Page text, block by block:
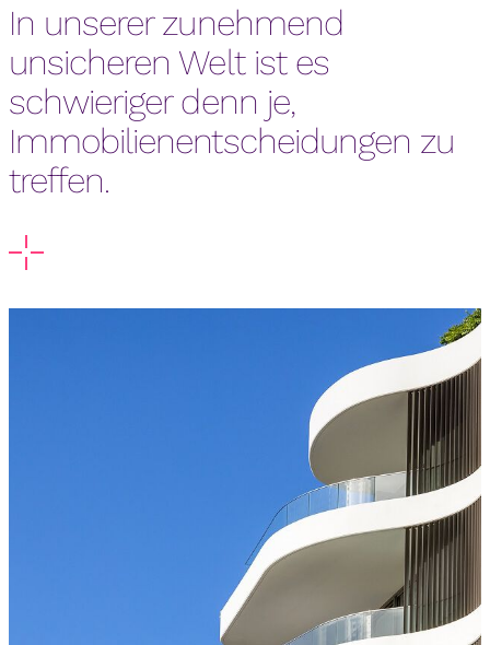
In unserer zunehmend
unsicheren Welt ist es
schwieriger denn je,
Immobilienentscheidungen zu
treffen.